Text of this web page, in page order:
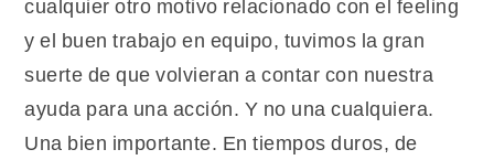
cualquier otro motivo relacionado con el feeling
y el buen trabajo en equipo, tuvimos la gran
suerte de que volvieran a contar con nuestra
ayuda para una acción. Y no una cualquiera.
Una bien importante. En tiempos duros, de